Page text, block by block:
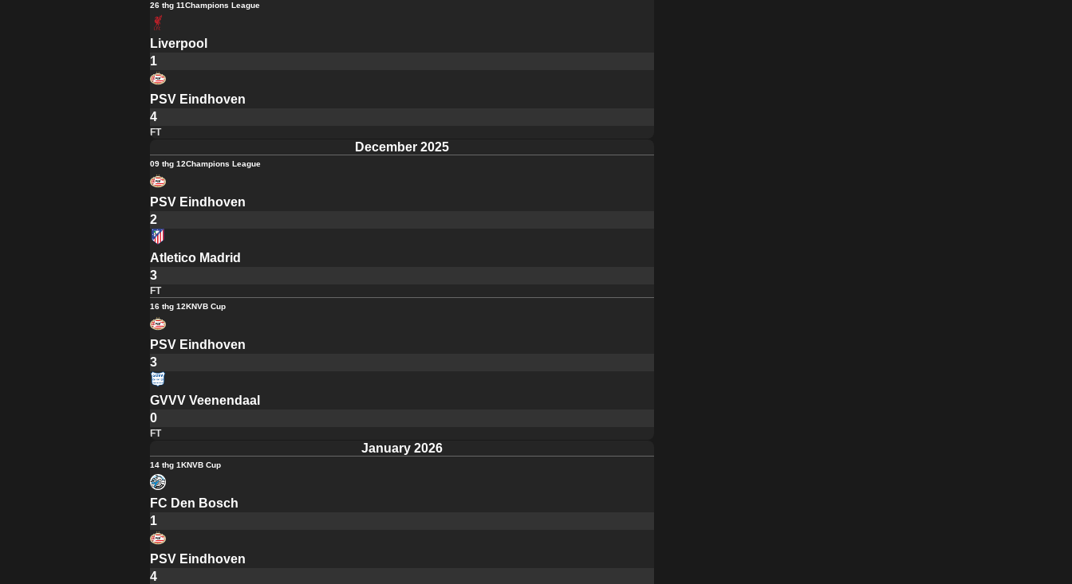
26 thg 11Champions League
Liverpool
1
PSV Eindhoven
4
FT
December 2025
09 thg 12Champions League
PSV Eindhoven
2
Atletico Madrid
3
FT
16 thg 12KNVB Cup
PSV Eindhoven
3
GVVV Veenendaal
0
FT
January 2026
14 thg 1KNVB Cup
FC Den Bosch
1
PSV Eindhoven
4